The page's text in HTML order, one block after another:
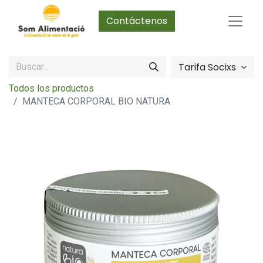
Contáctenos
Tarifa Socixs
Todos los productos
MANTECA CORPORAL BIO NATURA